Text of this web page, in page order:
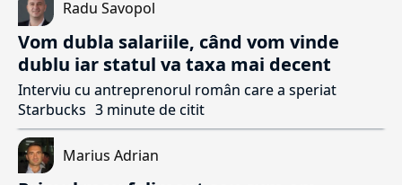
Radu Savopol
Vom dubla salariile, când vom vinde
dublu iar statul va taxa mai decent
Interviu cu antreprenorul român care a speriat
Starbucks 3 minute de citit
Marius Adrian